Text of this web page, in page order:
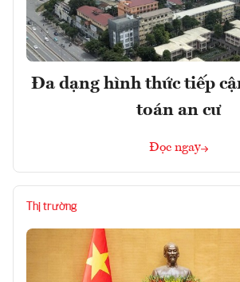
Đa dạng hình thức tiếp
toán an cư
Đọc ngay
Thị trường